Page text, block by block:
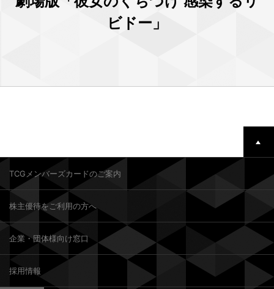
ビドー」
TCGメンバーズカードのご案内
株主優待をご利用の方へ
企業・団体様向け窓口
採用情報